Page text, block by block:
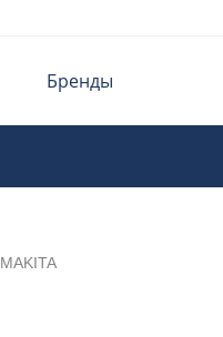
Бренды
MAKITA